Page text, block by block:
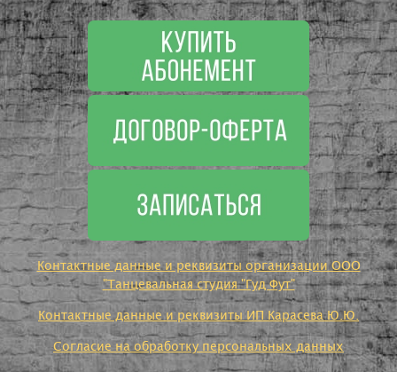
Контактные данные и реквизиты организации ООО
"Танцевальная студия "Гуд Фут"
Контактные данные и реквизиты ИП Карасева Ю.Ю.
Согласие на обработку персональных данных